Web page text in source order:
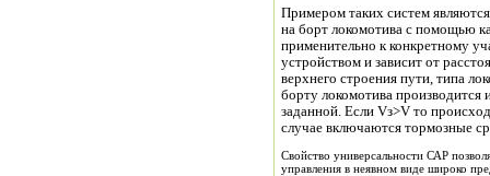
Примером таких систем
на борт локомотива с помощью
применительно к конкретному
устройством и зависит от
верхнего строения пути, типа
борту локомотива производится
заданной. Если Vз>V то
случае включаются тормозные
Свойство универсальности САР
управления в неявном виде широко